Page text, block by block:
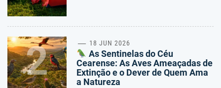
2 18 JUN 2026
As Sentinelas do Céu
Cearense: As Aves Ameaçadas de
Extinção e o Dever de Quem Ama
a Natureza